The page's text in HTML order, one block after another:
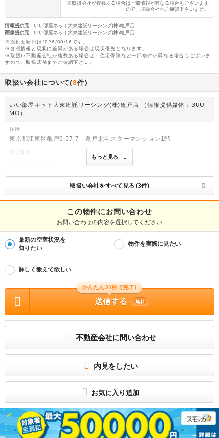
※取扱会社が複数ある場合は一部情報が異なる場合もございます
ので、取扱会社へご確認下さいませ。
情報提供元 : いい部屋ネット大東建託リーシング(株)亀戸店
画像提供元 : いい部屋ネット大東建託リーシング(株)亀戸店
※次回更新日は2026/08/16です。
※各種情報と現状に差異がある場合は現状優先となります。
※取扱い不動産会社が複数ある場合は、住宅保険など一部条件が異なる場合もございま
すので、取扱店舗までご確認下さい。
取扱い会社について(3件)
いい部屋ネット大東建託リーシング(株)亀戸店 （情報提供媒体：SUU
MO）
住所
東京都江東区亀戸6-57-7 亀戸北斗スターマンション1階
電話番号
免許番号
国土交通大臣(2)第9120号
取引態様
100510471689
※お問い合わせの際には、担当者へ物件管理番号をお伝えください。
分、都営大江戸線/月島駅 歩1分、ＪＲ京葉線/越中島駅 歩15分 / 面積 : 23.64m² /
無料 / 敷金 : 無料、保証金等 : －、 償却、敷引 : － / 住宅総合保険等の損害保険料
: 2.15万円2年 / その他 : ・１年未満解約時、賃料１ヶ月分の違約金有り。 ・保証
会社利用必須（大手法人契約の場合は敷金２ヶ月にて免除可能）。 ・ペットは小型
犬又は猫どちらか1匹のみ相談可(敷金1ヶ月積み増し)。 ・セカンドハウス利用不
子供不可/ペット相談/事務所利用不可/ルームシェア不可 保証会社利用必 初回契約
お部屋さがしはいい部屋ネットの大東建託で！
策もばっちりです。収納はシューズボックス・クロゼットなどが備え付けられてい
るので、衣類や日用品の収納に重宝します。
（公財）日本賃貸住宅管理協会会員
（公社）首都圏不動産公正取引協議会加盟
もっと見る
取扱い会社をすべて見る (3件)
この物件にお問い合わせ
お問い合わせの内容を選択してください
最新の空室状況を
知りたい
物件を実際に見たい
詳しく教えて欲しい
かんたん30秒で完了!
送信する 無料
不動産会社に問い合わせ
内見をしたい
お気に入り追加